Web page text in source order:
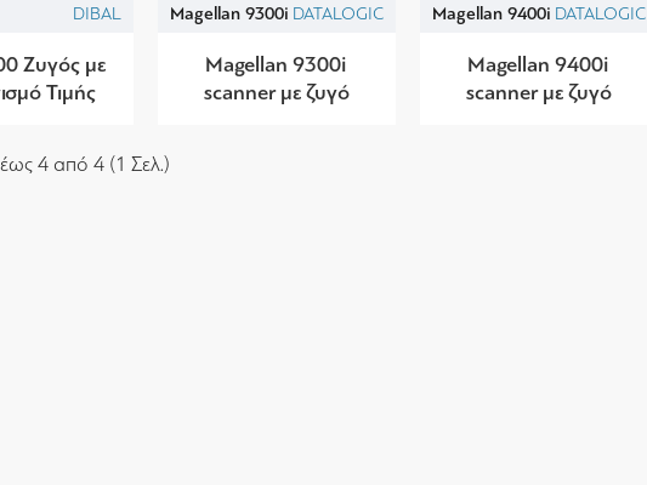
DIBAL
Ζυγός με
Τιμής
Magellan 9300i DATALOGIC
Magellan 9300i
scanner με ζυγό
Magellan 9400i DATALOGIC
Magellan 9400i
scanner με ζυγό
4 από 4 (1 Σελ.)